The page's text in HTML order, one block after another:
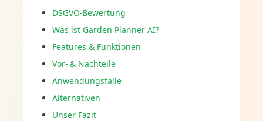
DSGVO-Bewertung
Was ist Garden Planner AI?
Features & Funktionen
Vor- & Nachteile
Anwendungsfälle
Alternativen
Unser Fazit